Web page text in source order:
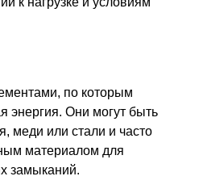
по которым
энергия. Они могут быть
меди или стали и часто
материалом для
замыканий.